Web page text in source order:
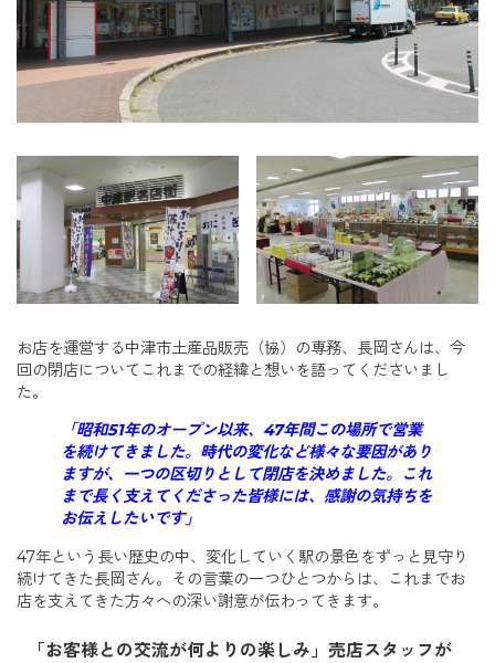
お店を運営する中津市土産品販売（協）の専務、長岡さんは、今
回の閉店についてこれまでの経緯と想いを語ってくださいまし
た。
「昭和51年のオープン以来、47年間この場所で営業
を続けてきました。時代の変化など様々な要因があり
ますが、一つの区切りとして閉店を決めました。これ
まで長く支えてくださった皆様には、感謝の気持ちを
お伝えしたいです」
47年という長い歴史の中、変化していく駅の景色をずっと見守り
続けてきた長岡さん。その言葉の一つひとつからは、これまでお
店を支えてきた方々への深い謝意が伝わってきます。
「お客様との交流が何よりの楽しみ」売店スタッフが